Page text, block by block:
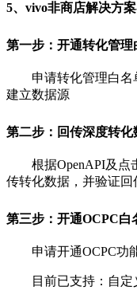
5、vivo非商店解决方
第一步：开通转化管理
申请转化管理白
建立数据源
第二步：回传深度转化
根据OpenAPI及点
传转化数据，并验证回
第三步：开通OCPC白
申请开通OCPC功
目前已支持：自